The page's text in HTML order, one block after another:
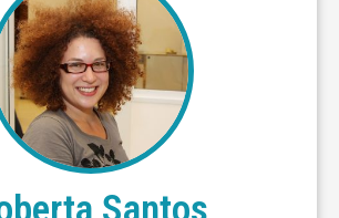
dolor sit amet, consectetur
elit. Ut elit tellus, luctus nec
mattis, pulvinar dapibus
dolor sit amet, consectetur
elit. Ut elit tellus, luctus nec
mattis, pulvinar dapibus leo.